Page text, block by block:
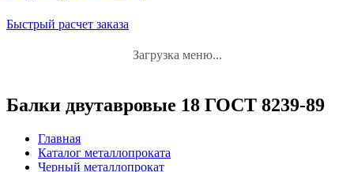
Быстрый расчет заказа
Загрузка меню...
Балки двутавровые 18 ГОСТ 8239-89
Главная
Каталог металлопроката
Черный металлопрокат